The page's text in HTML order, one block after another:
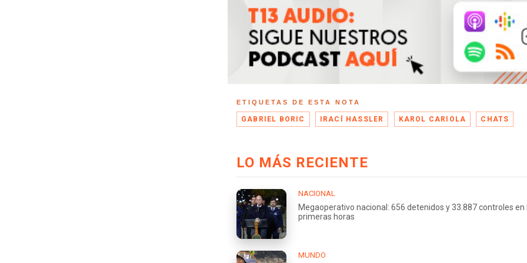
ETIQUETAS DE ESTA NOTA
GABRIEL BORIC IRACÍ HASSLER KAROL CARIOLA CHATS
LO MÁS RECIENTE
NACIONAL
Megaoperativo nacional: 656 detenidos y 33.887 controles en
primeras horas
MUNDO